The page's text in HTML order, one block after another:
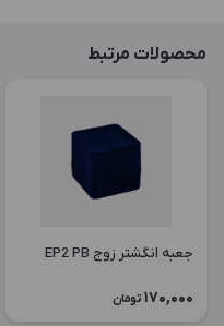
محصولات مرتبط
جعبه انگشتر زوج EP2 PB
170,000 تومان